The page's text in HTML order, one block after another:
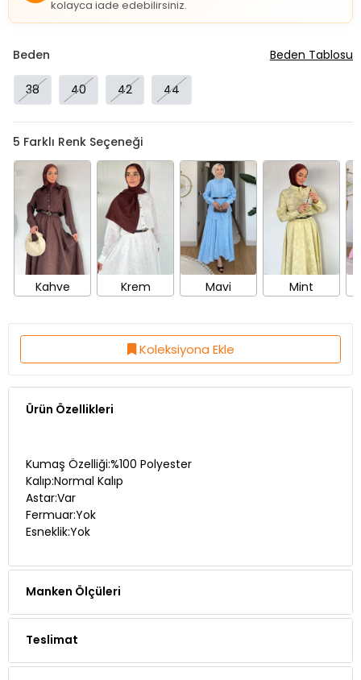
kolayca iade edebilirsiniz.
Beden
38 40 42 44
Beden Tablosu
5 Farklı Renk Seçeneği
Kahve Krem Mavi Mint
Koleksiyona Ekle
Ürün Özellikleri
Kumaş Özelliği:%100 Polyester
Kalıp:Normal Kalıp
Astar:Var
Fermuar:Yok
Esneklik:Yok
Manken Ölçüleri
Teslimat